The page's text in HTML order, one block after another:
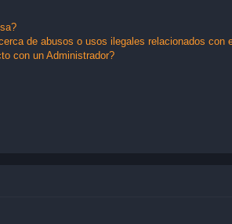
de abusos o usos ilegales relacionados con
con un Administrador?